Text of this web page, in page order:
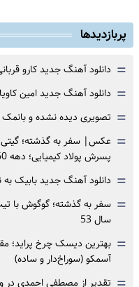
پربازدیدها
= دانلود آهنگ جدید کارو
= دانلود آهنگ جدید امین
= تصویری دیده نشده و
= عکس| سفر به گذشته؛ گیتی
پسرش پولاد کیمیایی؛ دهه 60
= دانلود آهنگ جدید بابیک به
=
سال 53
= بهترین دیسک چرخ پراید؛
آسمکو (سوراخ‌دار و ساده)
تقدیر از مصطفی احمدی در